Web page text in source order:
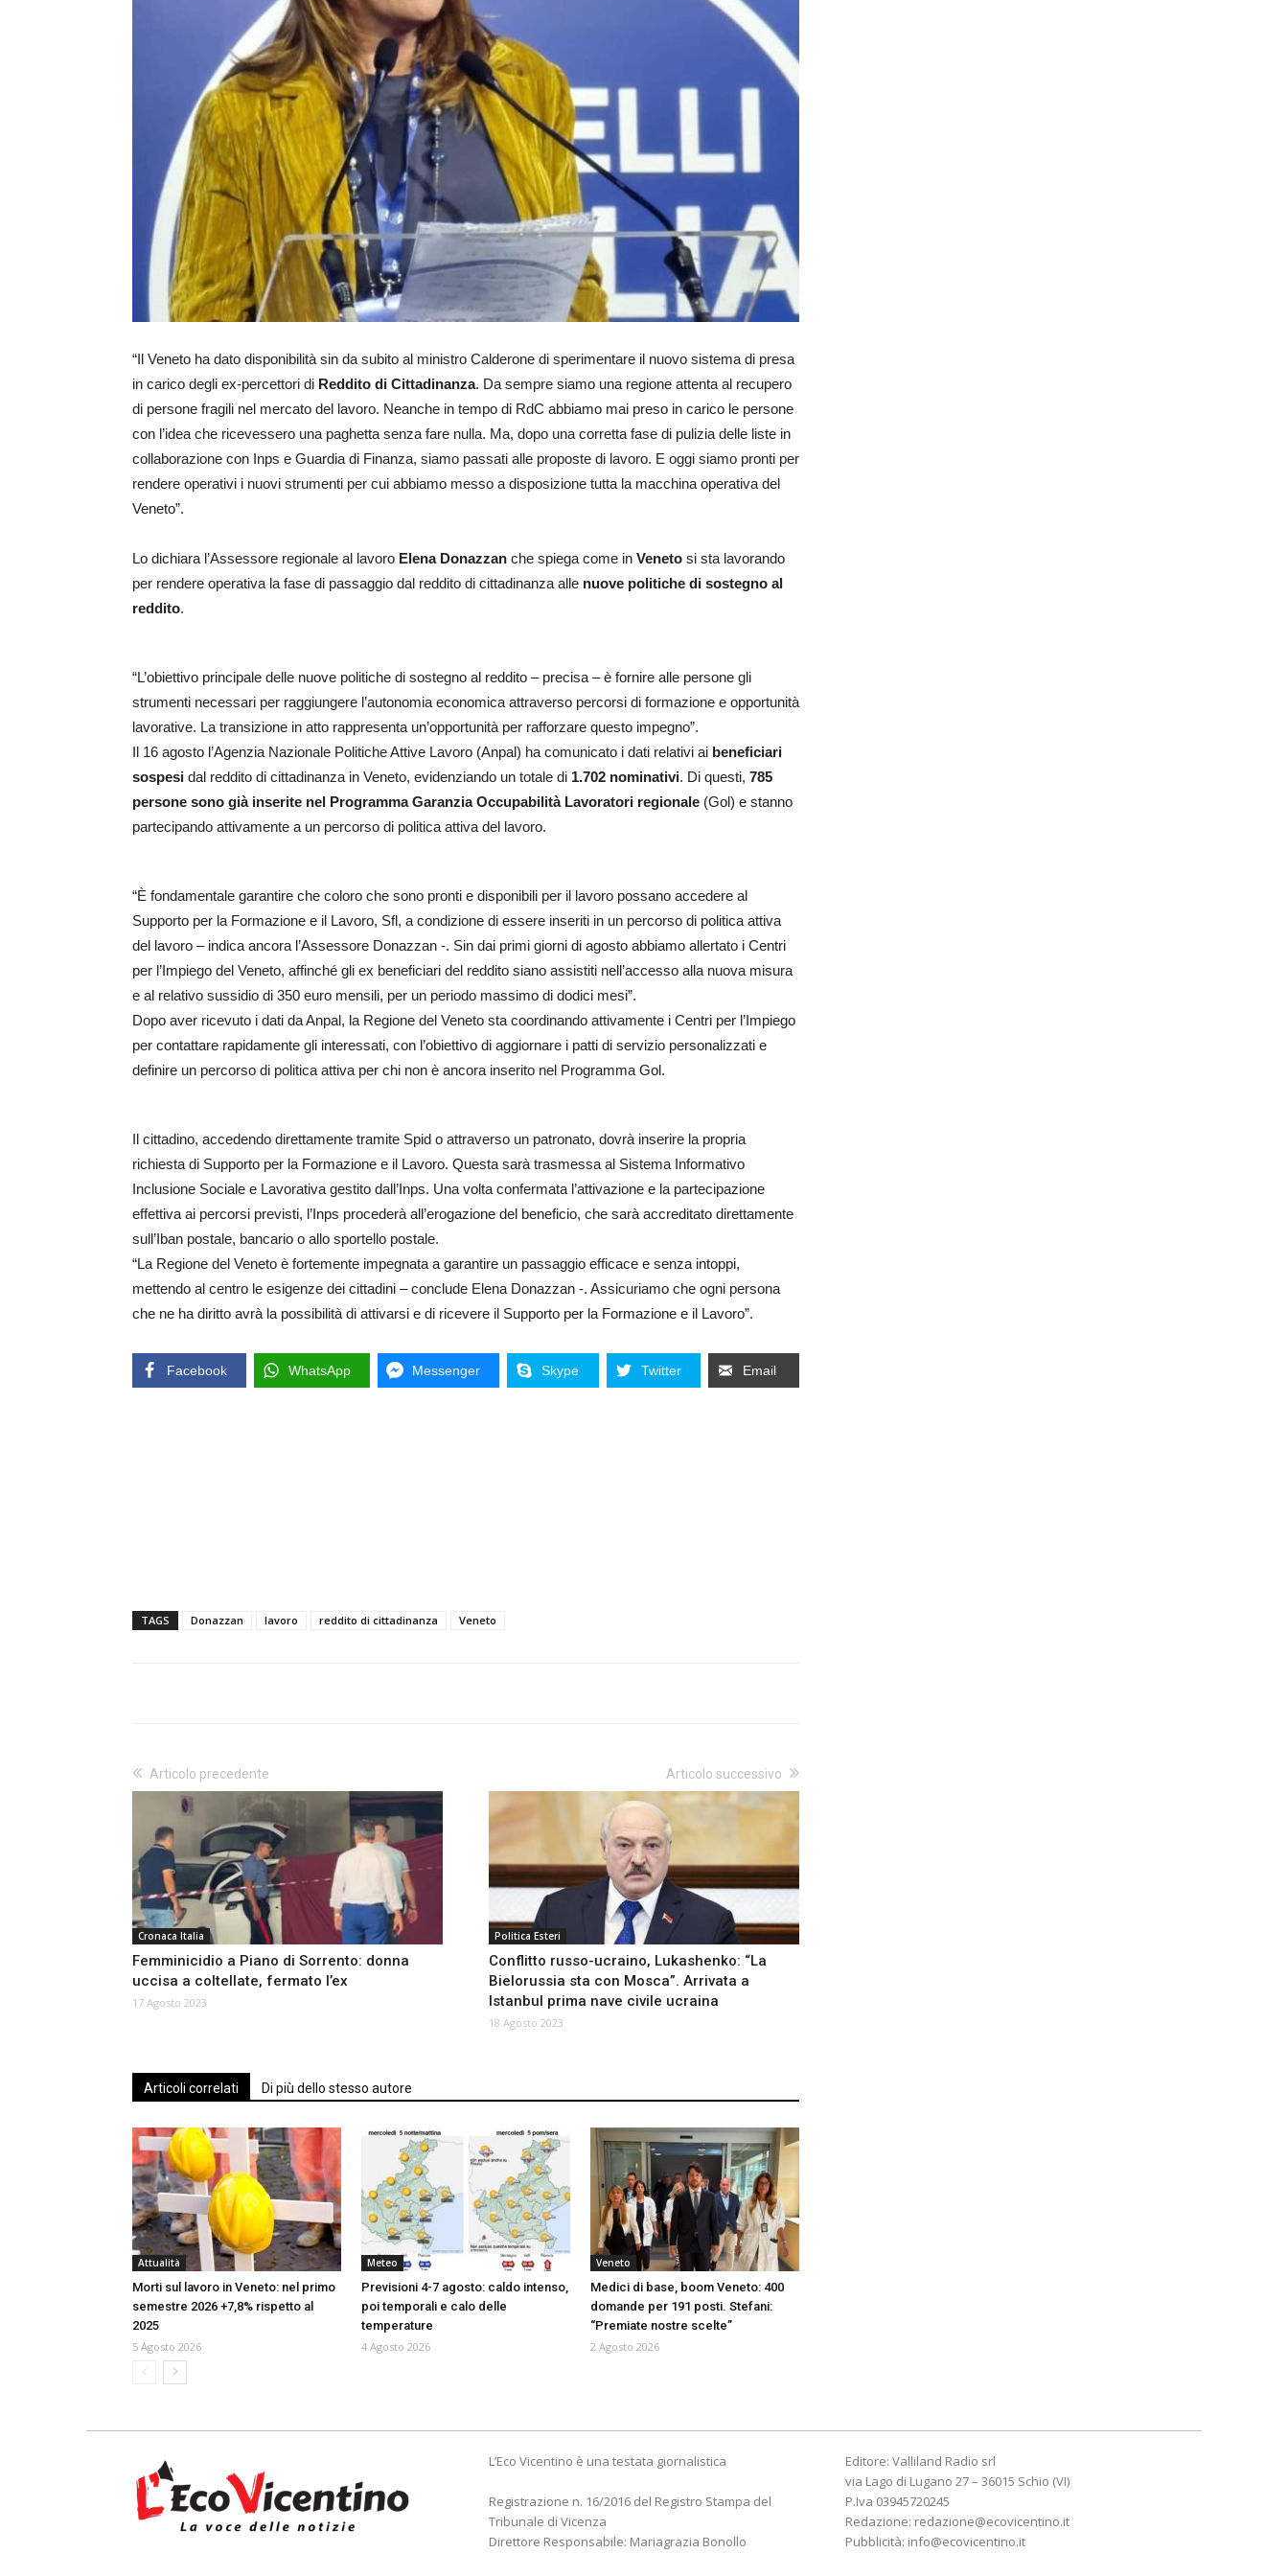
“Il Veneto ha dato disponibilità sin da subito al ministro Calderone di sperimentare il nuovo sistema di presa
in carico degli ex-percettori di Reddito di Cittadinanza. Da sempre siamo una regione attenta al recupero
di persone fragili nel mercato del lavoro. Neanche in tempo di RdC abbiamo mai preso in carico le persone
con l’idea che ricevessero una paghetta senza fare nulla. Ma, dopo una corretta fase di pulizia delle liste in
collaborazione con Inps e Guardia di Finanza, siamo passati alle proposte di lavoro. E oggi siamo pronti per
rendere operativi i nuovi strumenti per cui abbiamo messo a disposizione tutta la macchina operativa del
Veneto”.
Lo dichiara l’Assessore regionale al lavoro Elena Donazzan che spiega come in Veneto si sta lavorando
per rendere operativa la fase di passaggio dal reddito di cittadinanza alle nuove politiche di sostegno al
reddito.
“L’obiettivo principale delle nuove politiche di sostegno al reddito – precisa – è fornire alle persone gli
strumenti necessari per raggiungere l’autonomia economica attraverso percorsi di formazione e opportunità
lavorative. La transizione in atto rappresenta un’opportunità per rafforzare questo impegno”.
Il 16 agosto l’Agenzia Nazionale Politiche Attive Lavoro (Anpal) ha comunicato i dati relativi ai beneficiari
sospesi dal reddito di cittadinanza in Veneto, evidenziando un totale di 1.702 nominativi. Di questi, 785
persone sono già inserite nel Programma Garanzia Occupabilità Lavoratori regionale (Gol) e stanno
partecipando attivamente a un percorso di politica attiva del lavoro.
“È fondamentale garantire che coloro che sono pronti e disponibili per il lavoro possano accedere al
Supporto per la Formazione e il Lavoro, Sfl, a condizione di essere inseriti in un percorso di politica attiva
del lavoro – indica ancora l’Assessore Donazzan -. Sin dai primi giorni di agosto abbiamo allertato i Centri
per l’Impiego del Veneto, affinché gli ex beneficiari del reddito siano assistiti nell’accesso alla nuova misura
e al relativo sussidio di 350 euro mensili, per un periodo massimo di dodici mesi”.
Dopo aver ricevuto i dati da Anpal, la Regione del Veneto sta coordinando attivamente i Centri per l’Impiego
per contattare rapidamente gli interessati, con l’obiettivo di aggiornare i patti di servizio personalizzati e
definire un percorso di politica attiva per chi non è ancora inserito nel Programma Gol.
Il cittadino, accedendo direttamente tramite Spid o attraverso un patronato, dovrà inserire la propria
richiesta di Supporto per la Formazione e il Lavoro. Questa sarà trasmessa al Sistema Informativo
Inclusione Sociale e Lavorativa gestito dall’Inps. Una volta confermata l’attivazione e la partecipazione
effettiva ai percorsi previsti, l’Inps procederà all’erogazione del beneficio, che sarà accreditato direttamente
sull’Iban postale, bancario o allo sportello postale.
“La Regione del Veneto è fortemente impegnata a garantire un passaggio efficace e senza intoppi,
mettendo al centro le esigenze dei cittadini – conclude Elena Donazzan -. Assicuriamo che ogni persona
che ne ha diritto avrà la possibilità di attivarsi e di ricevere il Supporto per la Formazione e il Lavoro”.
Facebook WhatsApp Messenger Skype Twitter Email
TAGS Donazzan lavoro reddito di cittadinanza Veneto
Articolo precedente
Cronaca Italia
Femminicidio a Piano di Sorrento: donna
uccisa a coltellate, fermato l’ex
17 Agosto 2023
Articolo successivo
Politica Esteri
Conflitto russo-ucraino, Lukashenko: “La
Bielorussia sta con Mosca”. Arrivata a
Istanbul prima nave civile ucraina
18 Agosto 2023
Articoli correlati Di più dello stesso autore
Attualità
Morti sul lavoro in Veneto: nel primo
semestre 2026 +7,8% rispetto al
2025
5 Agosto 2026
Meteo
Previsioni 4-7 agosto: caldo intenso,
poi temporali e calo delle
temperature
4 Agosto 2026
Veneto
Medici di base, boom Veneto: 400
domande per 191 posti. Stefani:
“Premiate nostre scelte”
2 Agosto 2026
L’Eco Vicentino è una testata giornalistica
Registrazione n. 16/2016 del Registro Stampa del
Tribunale di Vicenza
Direttore Responsabile: Mariagrazia Bonollo
Editore: Valliland Radio srl
via Lago di Lugano 27 – 36015 Schio (VI)
P.Iva 03945720245
Redazione: redazione@ecovicentino.it
Pubblicità: info@ecovicentino.it